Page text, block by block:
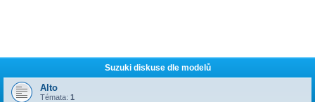
Suzuki diskuse dle modelů
Alto
Témata: 1